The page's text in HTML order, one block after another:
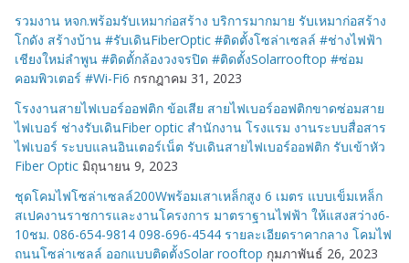
รวมงาน หจก.พร้อมรับเหมาก่อสร้าง บริการมากมาย รับเหมาก่อสร้าง
โกดัง สร้างบ้าน #รับเดินFiberOptic #ติดตั้งโซล่าเซลล์ #ช่างไฟฟ้า
เชียงใหม่ลำพูน #ติดตั้กล้องวงจรปิด #ติดตั้งSolarrooftop #ซ่อม
คอมพิวเตอร์ #Wi-Fi6 กรกฎาคม 31, 2023
โรงงานสายไฟเบอร์ออฟติก ข้อเสีย สายไฟเบอร์ออฟติกขาดซ่อมสาย
ไฟเบอร์ ช่างรับเดินFiber optic สำนักงาน โรงแรม งานระบบสื่อสาร
ไฟเบอร์ ระบบแลนอินเตอร์เน็ต รับเดินสายไฟเบอร์ออฟติก รับเข้าหัว
Fiber Optic มิถุนายน 9, 2023
ชุดโคมไฟโซล่าเซลล์200Wพร้อมเสาเหล็กสูง 6 เมตร แบบเข็มเหล็ก
สเปคงานราชการและงานโครงการ มาตราฐานไฟฟ้า ให้แสงสว่าง6-
10ชม. 086-654-9814 098-696-4544 รายละเอียดราคากลาง โคมไฟ
ถนนโซล่าเซลล์ ออกแบบติดตั้งSolar rooftop กุมภาพันธ์ 26, 2023